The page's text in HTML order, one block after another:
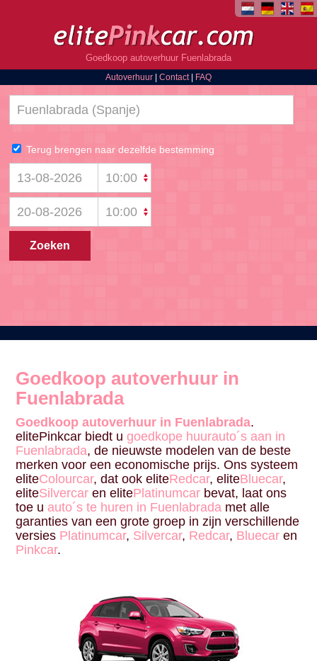
Goedkoop autoverhuur Fuenlabrada
Autoverhuur
Contact| FAQ
Goedkoop autoverhuur in
Fuenlabrada
Goedkoop autoverhuur in Fuenlabrada.
elitePinkcar biedt ugoedkope huurauto´s aan in
Fuenlabrada, de nieuwste modelen van de beste
merken voor een economische prijs. Ons systeem
eliteColourcar, dat ook eliteRedcar, eliteBluecar,
eliteSilvercar en elitePlatinumcar bevat, laat ons
toe u auto´s te huren in Fuenlabrada met alle
garanties van een grote groep in zijn verschillende
versies Platinumcar, Silvercar, Redcar, Bluecar en
Pinkcar.
Terug brengen naar dezelfde bestemming